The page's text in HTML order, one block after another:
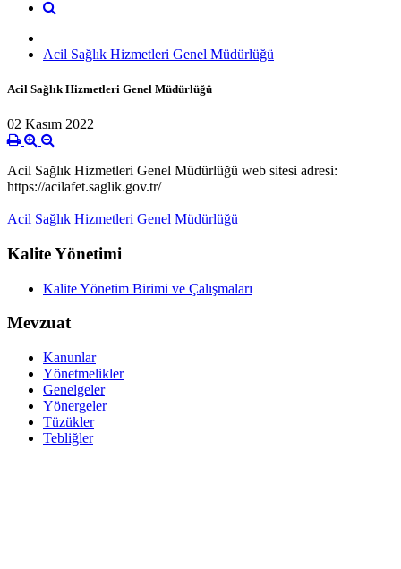
Acil Sağlık Hizmetleri Genel Müdürlüğü
Acil Sağlık Hizmetleri Genel Müdürlüğü
02 Kasım 2022
Acil Sağlık Hizmetleri Genel Müdürlüğü web sitesi adresi:
https://acilafet.saglik.gov.tr/
Acil Sağlık Hizmetleri Genel Müdürlüğü
Kalite Yönetimi
Kalite Yönetim Birimi ve Çalışmaları
Mevzuat
Kanunlar
Yönetmelikler
Genelgeler
Yönergeler
Tüzükler
Tebliğler